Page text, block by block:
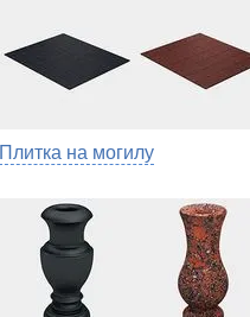
Плитка на могилу